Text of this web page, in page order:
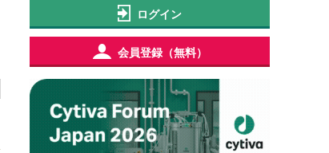
ログイン
会員登録（無料）